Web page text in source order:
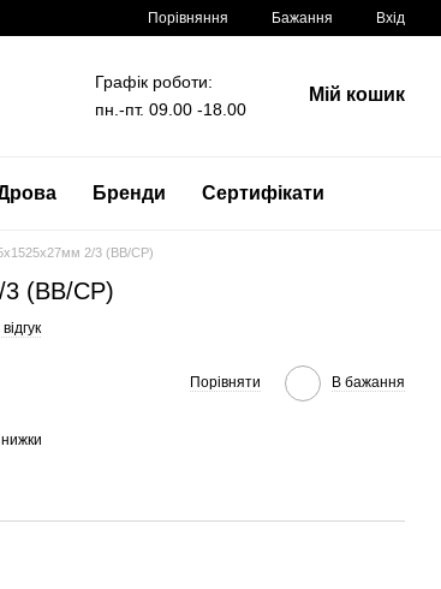
Порівняння Бажання Вхід
Графік роботи:
пн.-пт. 09.00 -18.00
Мій кошик
Бренди Сертифікати
2/3 (BB/CP)
(BB/CP)
Порівняти В бажання